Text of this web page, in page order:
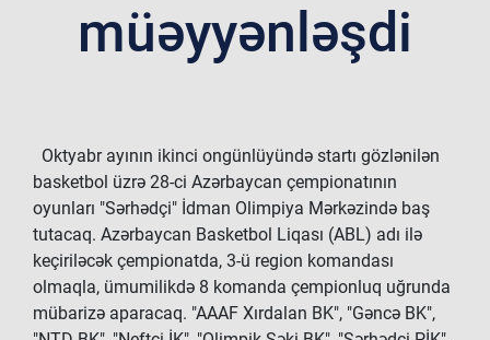
müəyyənləşdi
Oktyabr ayının ikinci ongünlüyündə startı gözlənilən
basketbol üzrə 28-ci Azərbaycan çempionatının
oyunları "Sərhədçi" İdman Olimpiya Mərkəzində baş
tutacaq. Azərbaycan Basketbol Liqası (ABL) adı ilə
keçiriləcək çempionatda, 3-ü region komandası
olmaqla, ümumilikdə 8 komanda çempionluq uğrunda
mübarizə aparacaq. "AAAF Xırdalan BK", "Gəncə BK",